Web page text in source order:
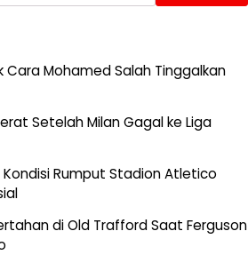
Cara Mohamed Salah Tinggalkan
Setelah Milan Gagal ke Liga
Kondisi Rumput Stadion Atletico
di Old Trafford Saat Ferguson